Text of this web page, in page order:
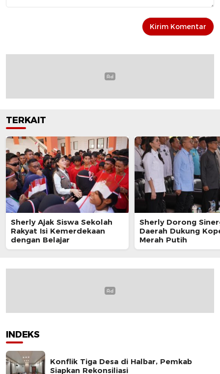
TERKAIT
Sherly Ajak Siswa Sekolah
Rakyat Isi Kemerdekaan
dengan Belajar
Sherly Dorong
Daerah Dukung
Merah Putih
INDEKS
Konflik Tiga Desa di Halbar, Pemkab
Siapkan Rekonsiliasi